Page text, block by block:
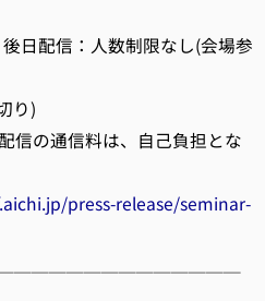
配信：人数制限なし(会場参
)
信の通信料は、自己負担とな
press-release/seminar-